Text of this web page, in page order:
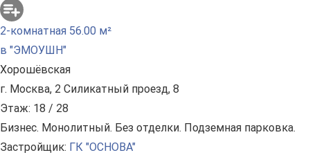
2-комнатная 56.00 м²
в "ЭМОУШН"
Хорошёвская
г. Москва, 2 Силикатный проезд, 8
Этаж: 18 / 28
Бизнес. Монолитный. Без отделки. Подземная парковка.
Застройщик: ГК "ОСНОВА"